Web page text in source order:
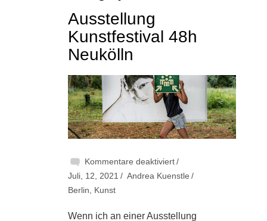
Ausstellung
Kunstfestival 48h
Neukölln
Kommentare deaktiviertfür
Ausstellung
Neukölln
Juli, 12, 2021
Andrea Kuenstle
Berlin, Kunst
Wenn ich an einer Ausstellung